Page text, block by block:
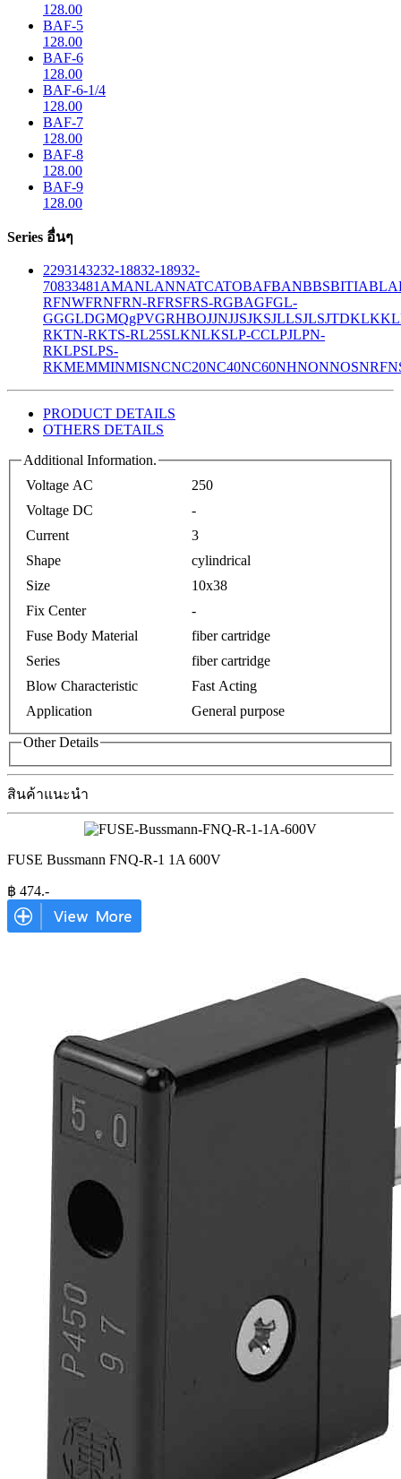
128.00
BAF-5
128.00
BAF-6
128.00
BAF-6-1/4
128.00
BAF-7
128.00
BAF-8
128.00
BAF-9
128.00
Series อื่นๆ
2293143232-18832-18932-
70833481 AMANLANNATCATOBAFBANBBSBITIABLA
RFNWFRNFRN-RFRSFRS-RGBAGFGL-
GGGLDGMQgPVGRHBOJJNJJSJKSJLLSJLSJTDKLK
RKTN-RKTS-RL25SLKNLKSLP-CCLPJLPN-
RKLPSLPS-
RKMEMMINMISNCNC20NC40NC60NHNONNOSNRF
PRODUCT DETAILS
OTHERS DETAILS
Additional Information.
Voltage AC
250
Voltage DC
-
Current
3
Shape
cylindrical
Size
10x38
Fix Center
-
Fuse Body Material
fiber cartridge
Series
fiber cartridge
Blow Characteristic
Fast Acting
Application
General purpose
Other Details
สินค้าแนะนำ
FUSE Bussmann FNQ-R-1 1A 600V
฿ 474.-